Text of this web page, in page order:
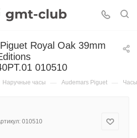
Royal Oak 39mm
010510
Наручные часы — Audemars Piguet —
010510